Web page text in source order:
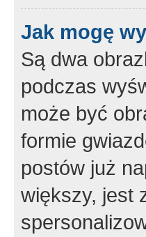
Jak mogę
Są dwa
podczas
może być
formie
postów już
większy, jest